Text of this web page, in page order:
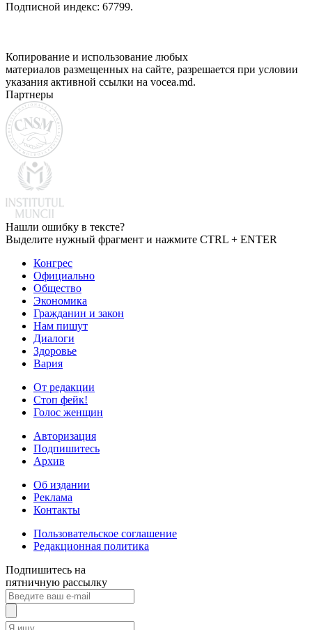
Подписной индекс: 67799.
Копирование и использование любых
материалов размещенных на сайте, разрешается при условии
указания активной ссылки на vocea.md.
Партнеры
Нашли ошибку в тексте?
Выделите нужный фрагмент и нажмите CTRL + ENTER
Конгрес
Официально
Общество
Экономика
Гражданин и закон
Нам пишут
Диалоги
Здоровье
Вария
От редакции
Стоп фейк!
Голос женщин
Авторизация
Подпишитесь
Архив
Об издании
Реклама
Контакты
Пользовательское соглашение
Редакционная политика
Подпишитесь на
пятничную рассылку